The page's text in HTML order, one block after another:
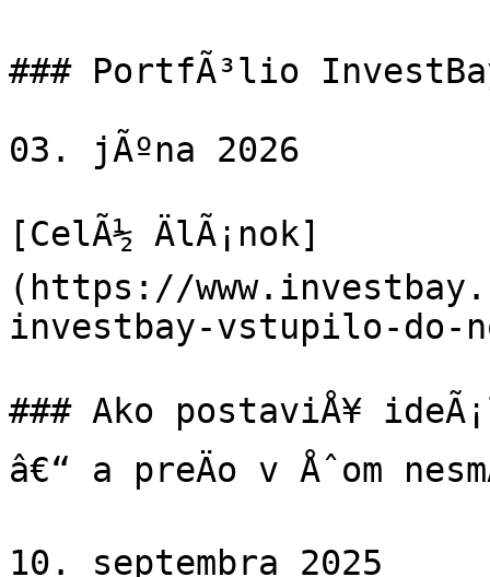
### PortfÃ³lio
03. jÃºna 2026
[CelÃ½ ÄlÃ¡nok]
(https://
investbay-vstupilo-do-
### Ako postaviÅ¥
â€“ a preÄo v Åˆom
10. septembra 2025